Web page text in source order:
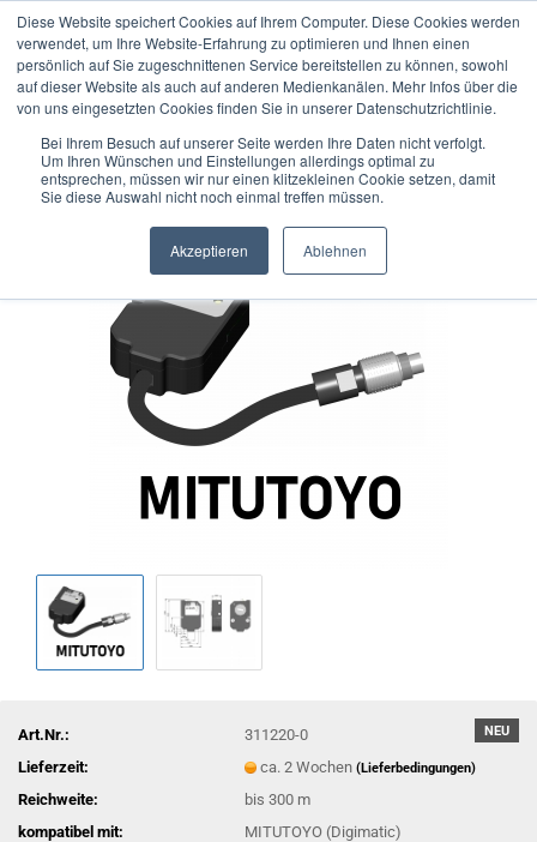
Diese Website speichert Cookies auf Ihrem Computer. Diese Cookies werden
verwendet, um Ihre Website-Erfahrung zu optimieren und Ihnen einen
persönlich auf Sie zugeschnittenen Service bereitstellen zu können, sowohl
auf dieser Website als auch auf anderen Medienkanälen. Mehr Infos über die
von uns eingesetzten Cookies finden Sie in unserer Datenschutzrichtlinie.
Bei Ihrem Besuch auf unserer Seite werden Ihre Daten nicht verfolgt.
Um Ihren Wünschen und Einstellungen allerdings optimal zu
entsprechen, müssen wir nur einen klitzekleinen Cookie setzen, damit
Sie diese Auswahl nicht noch einmal treffen müssen.
Akzeptieren Ablehnen
« Erster « zurück weiter »
Letzter »
IBR Echtfunkmodul für MITUTOYO Messgeräte (311220-0)
NEU
Art.Nr.:
311220-0
Lieferzeit:
ca. 2 Wochen(Lieferbedingungen)
Reichweite:
bis 300 m
kompatibel mit:
MITUTOYO (Digimatic)